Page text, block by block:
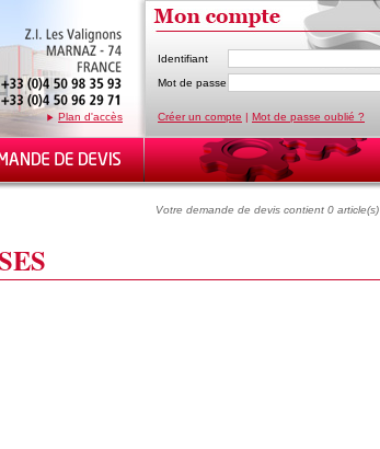
Plan d'accès
Identifiant
Mot de passe
Créer un compte | Mot de passe oublié ?
Votre demande de devis contient 0 article(s)